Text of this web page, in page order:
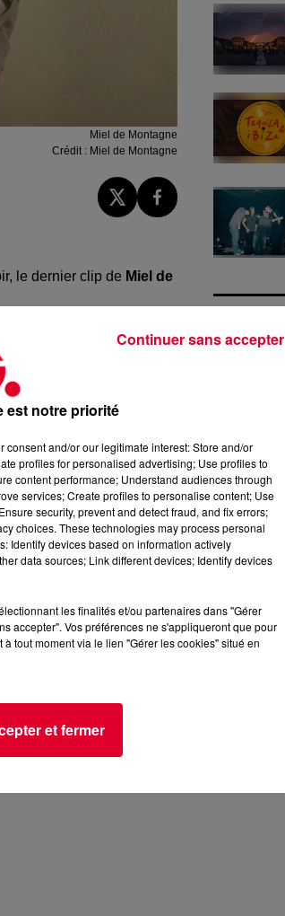
Miel de Montagne
Crédit : Miel de Montagne
le dernier clip de Miel de
une vidéo à la fois très
annonce par ailleurs la
que l’artiste s’apprête
pop, électro et à
est notre priorité
and/or our legitimate interest: Store and/or
profiles for personalised advertising; Use profiles to
content performance; Understand audiences through
services; Create profiles to personalise content; Use
security, prevent and detect fraud, and fix errors;
choices. These technologies may process personal
Identify devices based on information actively
data sources; Link different devices; Identify devices
les finalités et/ou partenaires dans "Gérer
accepter". Vos préférences ne s'appliqueront que pour
tout moment via le lien "Gérer les cookies" situé en
et fermer
Continuer sans accepter